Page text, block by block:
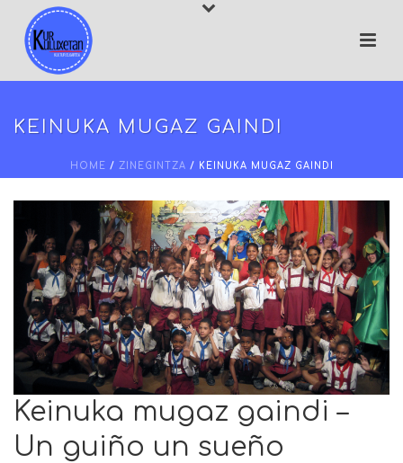
KEINUKA MUGAZ GAINDI
HOME / ZINEGINTZA / KEINUKA MUGAZ GAINDI
Keinuka mugaz gaindi –
Un guiño un sueño